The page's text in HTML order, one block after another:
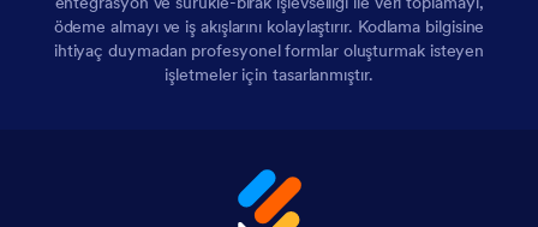
ödeme almayı ve iş akışlarını kolaylaştırır. Kodlama bilgisine
ihtiyaç duymadan profesyonel formlar oluşturmak isteyen
işletmeler için tasarlanmıştır.